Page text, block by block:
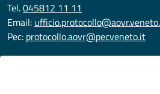
Tel.045812 11 11
Email:
Pec: protocollo.aovr@pecveneto.it